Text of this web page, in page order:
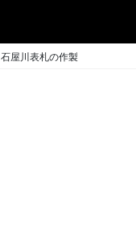
石屋川表札の作製